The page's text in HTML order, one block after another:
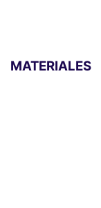
MATERIALES